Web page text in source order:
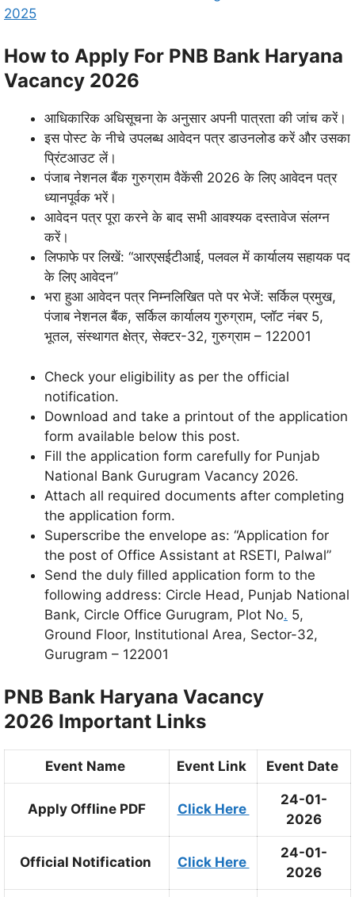
2025
How to Apply For PNB Bank Haryana
Vacancy 2026
आधिकारिक अधिसूचना के अनुसार अपनी पात्रता की जांच करें।
इस पोस्ट के नीचे उपलब्ध आवेदन पत्र डाउनलोड करें और उसका
प्रिंटआउट लें।
पंजाब नेशनल बैंक गुरुग्राम वैकेंसी 2026 के लिए आवेदन पत्र
ध्यानपूर्वक भरें।
आवेदन पत्र पूरा करने के बाद सभी आवश्यक दस्तावेज संलग्न
करें।
लिफाफे पर लिखें: “आरएसईटीआई, पलवल में कार्यालय सहायक पद
के लिए आवेदन”
भरा हुआ आवेदन पत्र निम्नलिखित पते पर भेजें: सर्किल प्रमुख,
पंजाब नेशनल बैंक, सर्किल कार्यालय गुरुग्राम, प्लॉट नंबर 5,
भूतल, संस्थागत क्षेत्र, सेक्टर-32, गुरुग्राम – 122001
Check your eligibility as per the official
notification.
Download and take a printout of the application
form available below this post.
Fill the application form carefully for Punjab
National Bank Gurugram Vacancy 2026.
Attach all required documents after completing
the application form.
Superscribe the envelope as: “Application for
the post of Office Assistant at RSETI, Palwal”
Send the duly filled application form to the
following address: Circle Head, Punjab National
Bank, Circle Office Gurugram, Plot No. 5,
Ground Floor, Institutional Area, Sector-32,
Gurugram – 122001
PNB Bank Haryana Vacancy
2026 Important Links
Event Name Event Link Event Date
Apply Offline PDF Click Here
24-01-
2026
Official Notification Click Here
24-01-
2026